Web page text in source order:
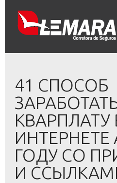
41 СПОСОБ
КВАРПЛАТУ
ИНТЕРНЕТЕ
ГОДУ СО
И